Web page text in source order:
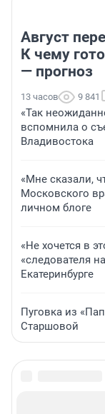
Август
К чему
— прогноз
13 часов 9 841
«Так
вспомнила о
Владивостока
«Мне сказали,
Московского
личном блоге
«Не хочется в
«следователя
Екатеринбурге
Пуговка из
Старшовой